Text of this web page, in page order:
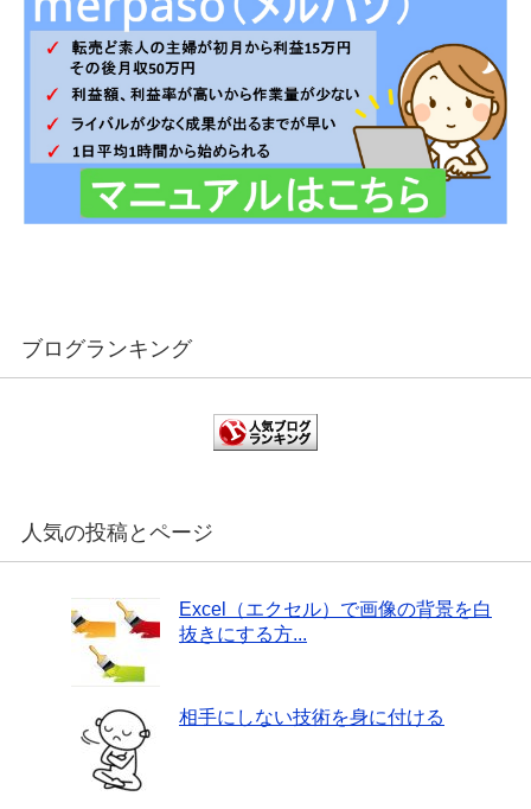
ブログランキング
人気の投稿とページ
Excel（エクセル）で画像の背景を白
抜きにする方...
相手にしない技術を身に付ける